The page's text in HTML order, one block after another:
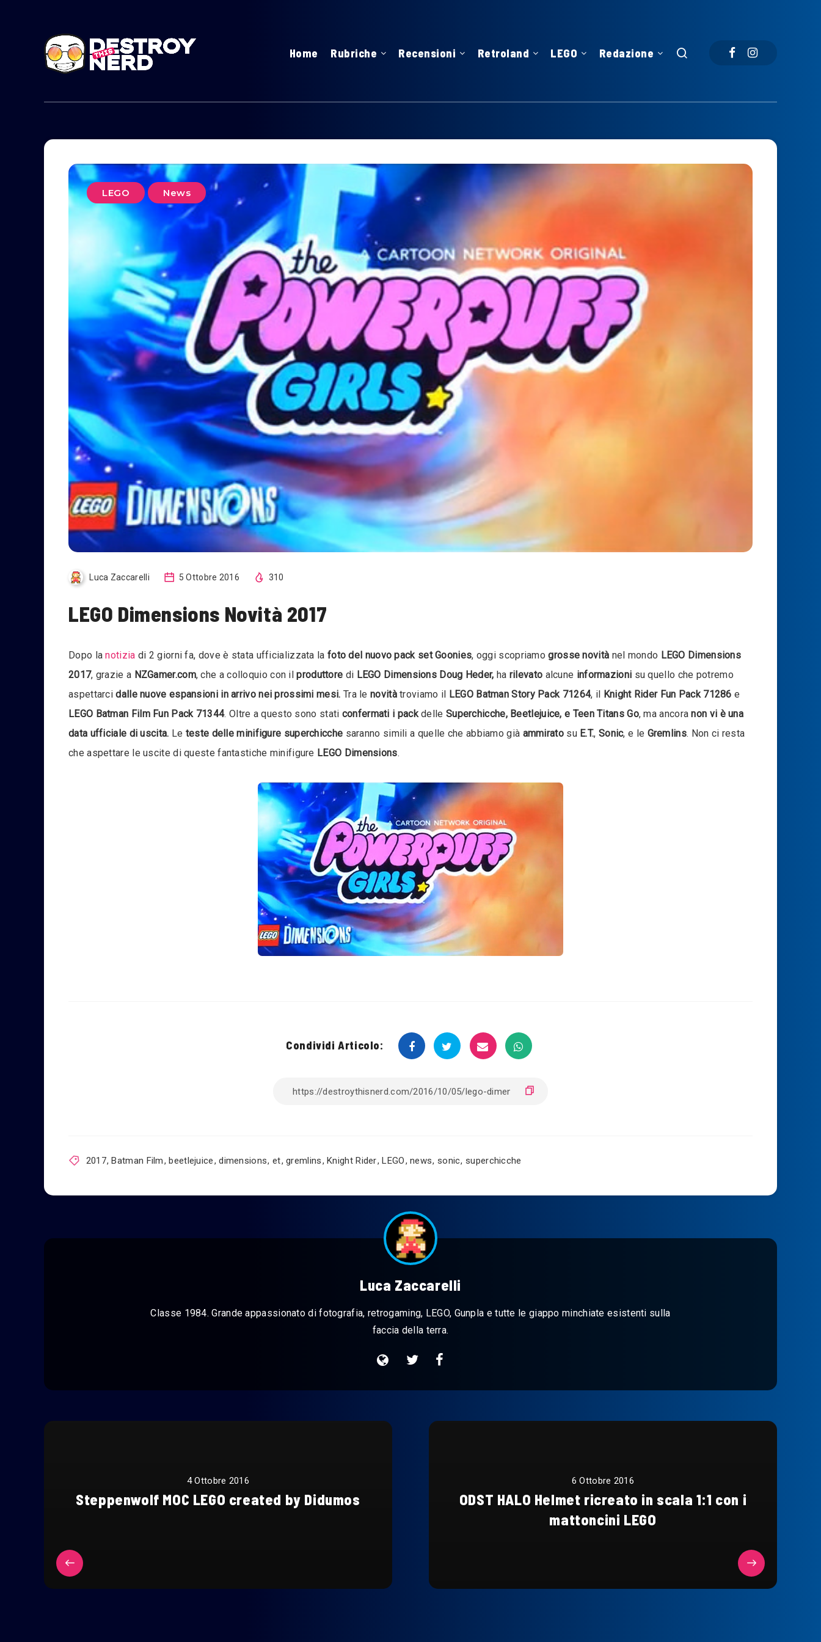
Home Rubriche Recensioni Retroland LEGO Redazione
LEGO News
Luca Zaccarelli 5 Ottobre 2016 310
LEGO Dimensions Novità 2017
Dopo lanotizia di 2 giorni fa, dove è stata ufficializzata la foto del nuovo pack set Goonies, oggi scopriamogrosse novità nel mondo LEGO Dimensions
2017, grazie a NZGamer.com, che a colloquio con il produttore di LEGO Dimensions Doug Heder, ha rilevato alcune informazioni su quello che potremo
aspettarci dalle nuove espansioni in arrivo nei prossimi mesi. Tra le novitàtroviamo il LEGO Batman Story Pack 71264, il Knight Rider Fun Pack 71286e
LEGO Batman Film Fun Pack 71344. Oltre a questo sono stati confermati i pack delle Superchicche, Beetlejuice, e Teen Titans Go, ma ancora non vi è una
data ufficiale di uscita. Le teste delle minifigure superchicche saranno simili a quelle che abbiamo già ammirato su E.T., Sonic, e le Gremlins. Non ci resta
che aspettare le uscite di queste fantastiche minifigure LEGO Dimensions.
Condividi Articolo:
2017,Batman Film,beetlejuice,dimensions, et,gremlins,Knight Rider,LEGO,news, sonic,superchicche
Luca Zaccarelli
Classe 1984. Grande appassionato di fotografia, retrogaming, LEGO, Gunpla e tutte le giappo minchiate esistenti sulla
faccia della terra.
4 Ottobre 2016
Steppenwolf MOC LEGO created by Didumos
6 Ottobre 2016
ODST HALO Helmet ricreato in scala 1:1 con i
mattoncini LEGO